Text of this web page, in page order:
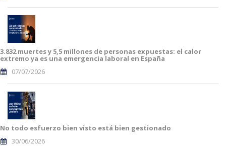
3.832 muertes y 5,5 millones de personas expuestas: el calor
extremo ya es una emergencia laboral en España
07/07/2026
No todo esfuerzo bien visto está bien gestionado
30/06/2026